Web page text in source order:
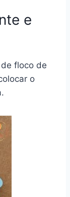
e
floco de
o